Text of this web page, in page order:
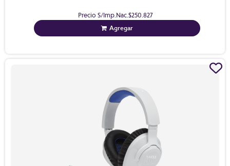
Precio S/Imp.Nac.$250.827
Agregar